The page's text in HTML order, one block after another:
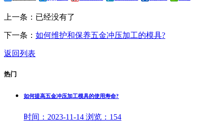
上一条：已经没有了
下一条： 如何维护和保养五金冲压加工的模具?
返回列表
热门
如何提高五金冲压加工模具的使用寿命?
时间： 2023-11-14 浏览： 154